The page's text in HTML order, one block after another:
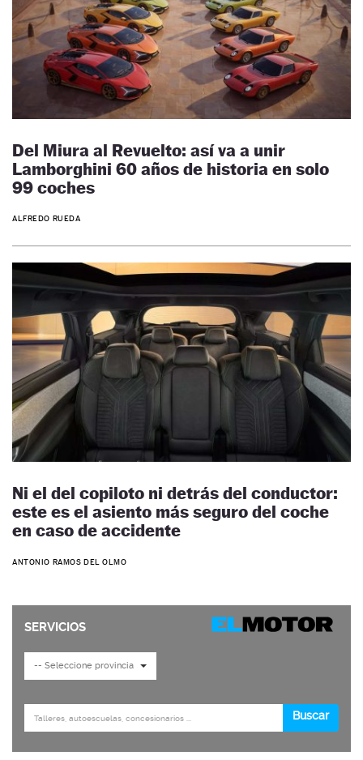
Del Miura al Revuelto: así va a unir
Lamborghini 60 años de historia en solo
99 coches
ALFREDO RUEDA
Ni el del copiloto ni detrás del conductor:
este es el asiento más seguro del coche
en caso de accidente
ANTONIO RAMOS DEL OLMO